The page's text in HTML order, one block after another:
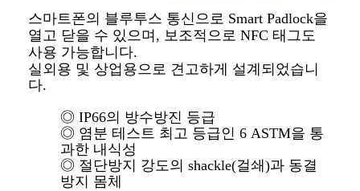
스마트폰의 블루투스 통신으로 Smart Padlock을
열고 닫을 수 있으며, 보조적으로 NFC 태그도
사용 가능합니다.
실외용 및 상업용으로 견고하게 설계되었습니
다.
◎ IP66의 방수방진 등급
◎ 염분 테스트 최고 등급인 6 ASTM을 통
과한 내식성
◎ 절단방지 강도의 shackle(걸쇄)과 동결
방지 몸체